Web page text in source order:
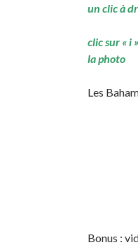
un clic à
clic sur « i
la photo
Les
Bonus :